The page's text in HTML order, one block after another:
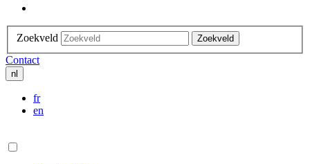
Zoekveld Zoekveld
Contact
nl
fr
en